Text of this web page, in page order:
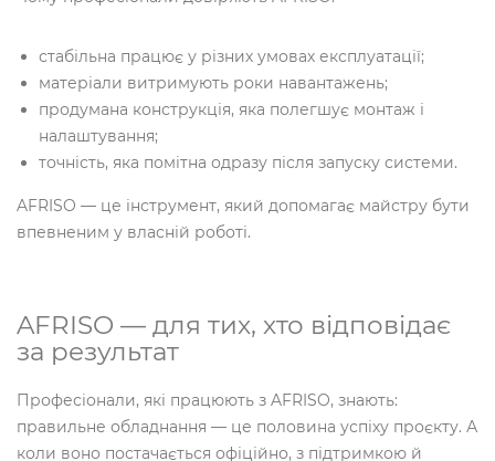
стабільна працює у різних умовах експлуатації;
матеріали витримують роки навантажень;
продумана конструкція, яка полегшує монтаж і
налаштування;
точність, яка помітна одразу після запуску системи.
AFRISO — це інструмент, який допомагає майстру бути
впевненим у власній роботі.
AFRISO — для тих, хто відповідає
за результат
Професіонали, які працюють з AFRISO, знають:
правильне обладнання — це половина успіху проєкту. А
коли воно постачається офіційно, з підтримкою й